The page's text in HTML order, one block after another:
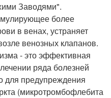
Заводями".
более
в венах, устраняет
венозных клапанов.
- это эффективная
ряда болезней
для предупреждения
(микротромбофлебита